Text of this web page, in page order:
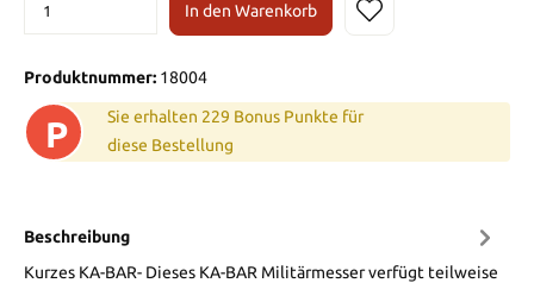
In den Warenkorb
Produktnummer: 18004
P
Sie erhalten 229 Bonus Punkte für
diese Bestellung
Beschreibung
Kurzes KA-BAR- Dieses KA-BAR Militärmesser verfügt teilweise